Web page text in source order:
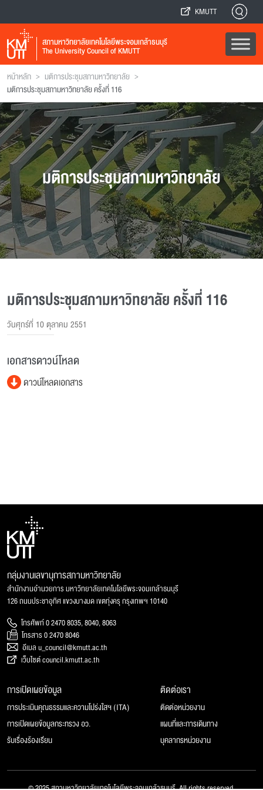
KMUTT
สภามหาวิทยาลัยเทคโนโลยีพระจอมเกล้าธนบุรี
The University Council of KMUTT
หน้าหลัก > มติการประชุมสภามหาวิทยาลัย >
มติการประชุมสภามหาวิทยาลัย ครั้งที่ 116
มติการประชุมสภามหาวิทยาลัย
มติการประชุมสภามหาวิทยาลัย ครั้งที่ 116
วันศุกร์ที่ 10 ตุลาคม 2551
เอกสารดาวน์โหลด
ดาวน์โหลดเอกสาร
กลุ่มงานเลขานุการสภามหาวิทยาลัย
สำนักงานอำนวยการ มหาวิทยาลัยเทคโนโลยีพระจอมเกล้าธนบุรี
126 ถนนประชาอุทิศ แขวงบางมด เขตทุ่งครุ กรุงเทพฯ 10140
โทรศัพท์ 0 2470 8035, 8040, 8063
โทรสาร 0 2470 8046
อีเมล u_council@kmutt.ac.th
เว็บไซต์ council.kmutt.ac.th
การเปิดเผยข้อมูล
การประเมินคุณธรรมและความโปร่งใสฯ (ITA)
การเปิดเผยข้อมูลกระทรวง อว.
รับเรื่องร้องเรียน
ติดต่อเรา
ติดต่อหน่วยงาน
แผนที่และการเดินทาง
บุคลากรหน่วยงาน